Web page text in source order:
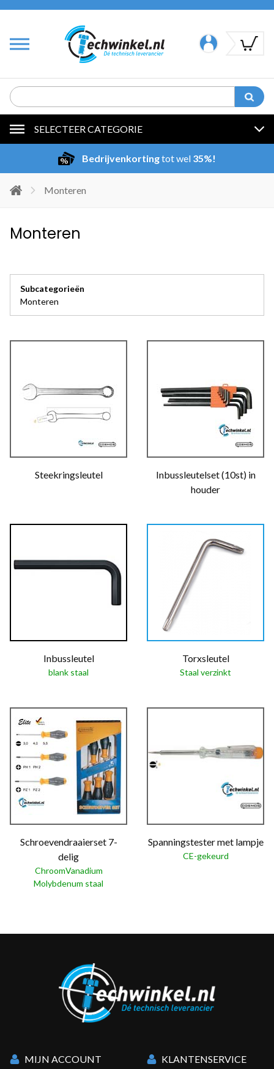
SELECTEER CATEGORIE
Bedrijvenkortingtot wel 35%!
Monteren
Monteren
Subcategorieën
Monteren
Steekringsleutel
Inbussleutelset (10st) in
houder
Inbussleutel
blank staal
Torxsleutel
Staal verzinkt
Schroevendraaierset 7-
delig
ChroomVanadium
Molybdenum staal
Spanningstester met lampje
CE-gekeurd
MIJN ACCOUNT KLANTENSERVICE